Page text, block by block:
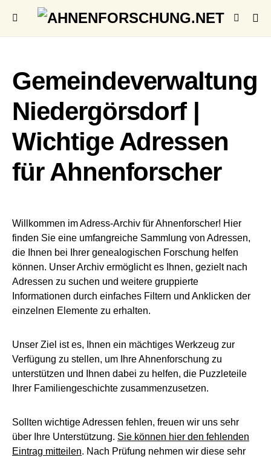
Gemeindeverwaltung
Niedergörsdorf |
Wichtige Adressen
für Ahnenforscher
Willkommen im Adress-Archiv für Ahnenforscher! Hier
finden Sie eine umfangreiche Sammlung von Adressen,
die Ihnen bei Ihrer genealogischen Forschung helfen
können. Unser Archiv ermöglicht es Ihnen, gezielt nach
Adressen zu suchen und weitere gruppierte
Informationen durch einfaches Filtern und Anklicken der
einzelnen Elemente zu erhalten.
Unser Ziel ist es, Ihnen ein mächtiges Werkzeug zur
Verfügung zu stellen, um Ihre Ahnenforschung zu
unterstützen und Ihnen dabei zu helfen, die Puzzleteile
Ihrer Familiengeschichte zusammenzusetzen.
Sollten wichtige Adressen fehlen, freuen wir uns sehr
über Ihre Unterstützung. Sie können hier den fehlenden
Eintrag mitteilen. Nach Prüfung nehmen wir diese sehr